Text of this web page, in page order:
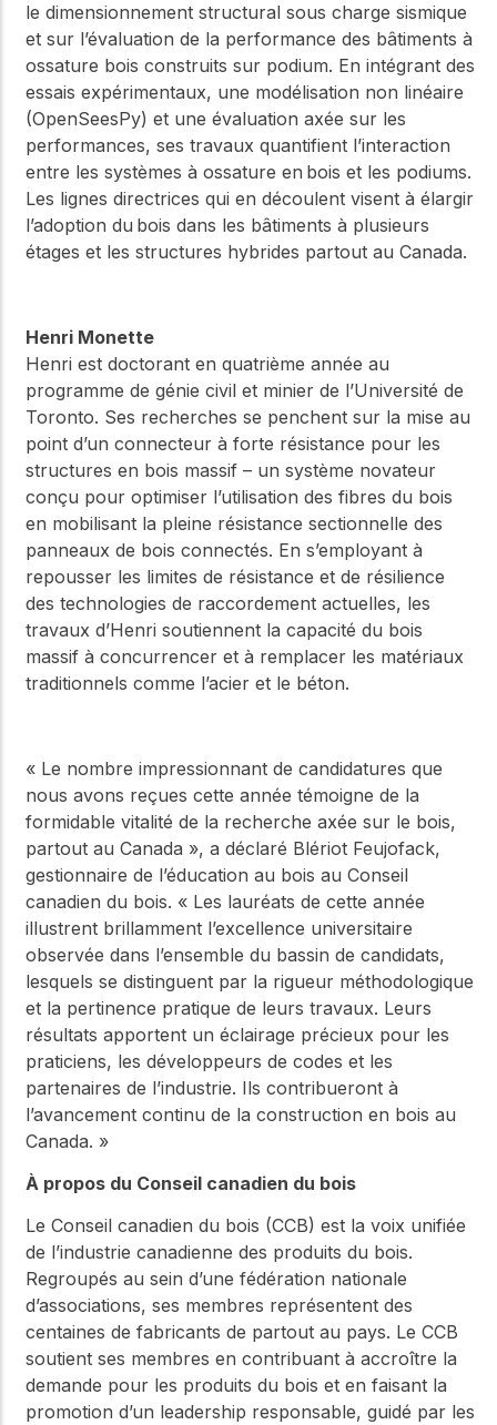
le dimensionnement structural sous charge sismique
et sur l’évaluation de la performance des bâtiments à
ossature bois construits sur podium. En intégrant des
essais expérimentaux, une modélisation non linéaire
(OpenSeesPy) et une évaluation axée sur les
performances, ses travaux quantifient l’interaction
entre les systèmes à ossature en bois et les podiums.
Les lignes directrices qui en découlent visent à élargir
l’adoption du bois dans les bâtiments à plusieurs
étages et les structures hybrides partout au Canada.
Henri Monette
Henri est doctorant en quatrième année au
programme de génie civil et minier de l’Université de
Toronto. Ses recherches se penchent sur la mise au
point d’un connecteur à forte résistance pour les
structures en bois massif – un système novateur
conçu pour optimiser l’utilisation des fibres du bois
en mobilisant la pleine résistance sectionnelle des
panneaux de bois connectés. En s’employant à
repousser les limites de résistance et de résilience
des technologies de raccordement actuelles, les
travaux d’Henri soutiennent la capacité du bois
massif à concurrencer et à remplacer les matériaux
traditionnels comme l’acier et le béton.
« Le nombre impressionnant de candidatures que
nous avons reçues cette année témoigne de la
formidable vitalité de la recherche axée sur le bois,
partout au Canada », a déclaré Blériot Feujofack,
gestionnaire de l’éducation au bois au Conseil
canadien du bois. « Les lauréats de cette année
illustrent brillamment l’excellence universitaire
observée dans l’ensemble du bassin de candidats,
lesquels se distinguent par la rigueur méthodologique
et la pertinence pratique de leurs travaux. Leurs
résultats apportent un éclairage précieux pour les
praticiens, les développeurs de codes et les
partenaires de l’industrie. Ils contribueront à
l’avancement continu de la construction en bois au
Canada. »
À propos du Conseil canadien du bois
Le Conseil canadien du bois (CCB) est la voix unifiée
de l’industrie canadienne des produits du bois.
Regroupés au sein d’une fédération nationale
d’associations, ses membres représentent des
centaines de fabricants de partout au pays. Le CCB
soutient ses membres en contribuant à accroître la
demande pour les produits du bois et en faisant la
promotion d’un leadership responsable, guidé par les